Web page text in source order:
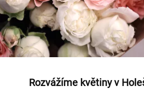
Rozvážíme květiny v